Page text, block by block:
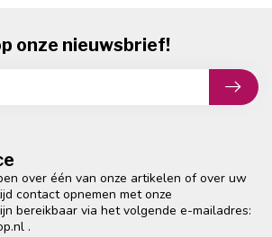
over één van onze artikelen of over uw
contact opnemen met onze
bereikbaar via het volgende e-mailadres:
.
onze nieuwsbrief!